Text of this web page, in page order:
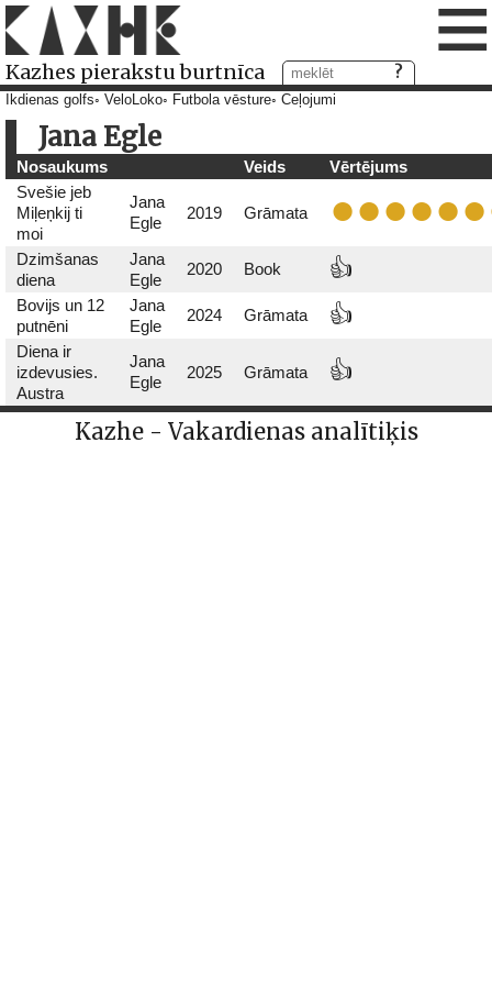
Kazhes pierakstu burtnīca ≡
Ikdienas golfs VeloLoko Futbola vēsture Ceļojumi
Jana Egle
Nosaukums Veids
Vērtējums
Svešie jeb
Miļeņkij ti
moi
Jana
Egle
2019 Grāmata
Dzimšanas
diena
Jana
Egle
2020 Book 👍
Bovijs un 12
putnēni
Jana
Egle
2024 Grāmata 👍
Diena ir
izdevusies.
Austra
Jana
Egle
2025 Grāmata 👍
Kazhe - Vakardienas analītiķis